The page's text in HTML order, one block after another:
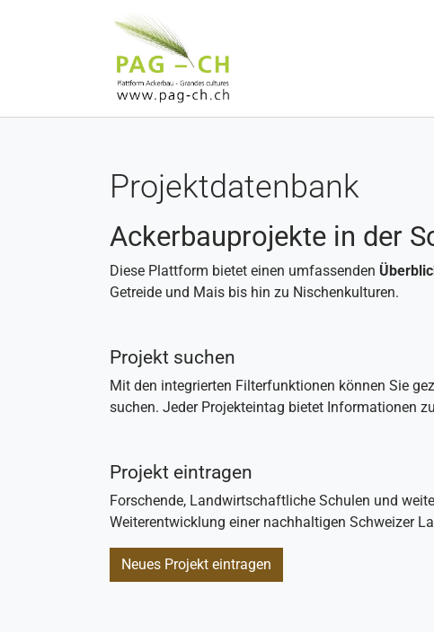
Projektdatenbank
Ackerbauprojekte in der
Diese Plattform bietet einen umfassenden
Getreide und Mais bis hin zu Nischenkulturen.
Projekt suchen
Mit den integrierten Filterfunktionen können Sie
suchen. Jeder Projekteintag bietet Informationen
Projekt eintragen
Forschende, Landwirtschaftliche Schulen und
Weiterentwicklung einer nachhaltigen Schweizer
Neues Projekt eintragen